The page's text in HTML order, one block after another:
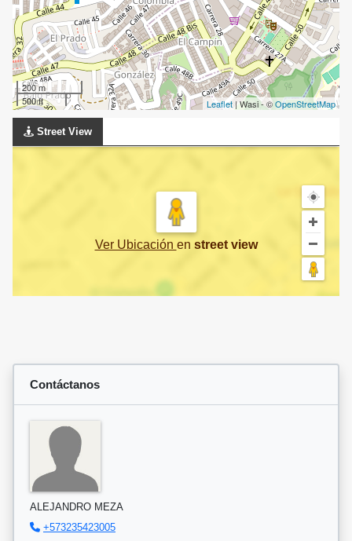
200 m
500 ft
Leaflet | Wasi - ©OpenStreetMap
Street View
Ver Ubicación en street view
Contáctanos
ALEJANDRO MEZA
+573235423005